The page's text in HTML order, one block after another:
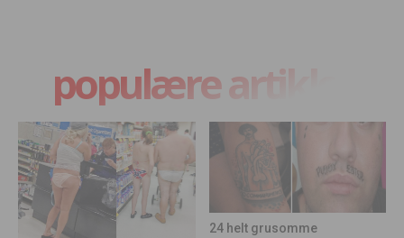
populære artikler
24 helt grusomme